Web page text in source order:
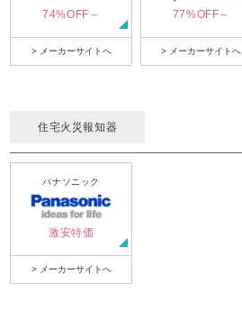
74%OFF～
> メーカーサイトへ
77%OFF～
> メーカーサイトへ
住宅火災報知器
パナソニック
激安特価
> メーカーサイトへ